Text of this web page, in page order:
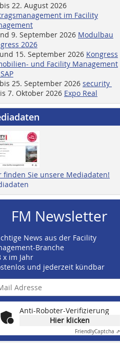
22. August 2026
im Facility
9. September 2026 Modulbau
2026
15. September 2026 Kongress
und Facility Management
25. September 2026 security
7. Oktober 2026 Expo Real
finden Sie unsere Mediadaten!
FM Newsletter
News aus der Facility
Branche
x im Jahr
und jederzeit kündbar
Anti-Roboter-Verifizierung
Hier klicken
FriendlyCaptcha ⇗